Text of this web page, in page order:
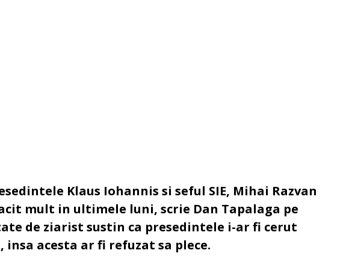
Klaus Iohannis si seful SIE, Mihai Razvan
mult in ultimele luni, scrie Dan Tapalaga pe
de ziarist sustin ca presedintele i-ar fi cerut
insa acesta ar fi refuzat sa plece.